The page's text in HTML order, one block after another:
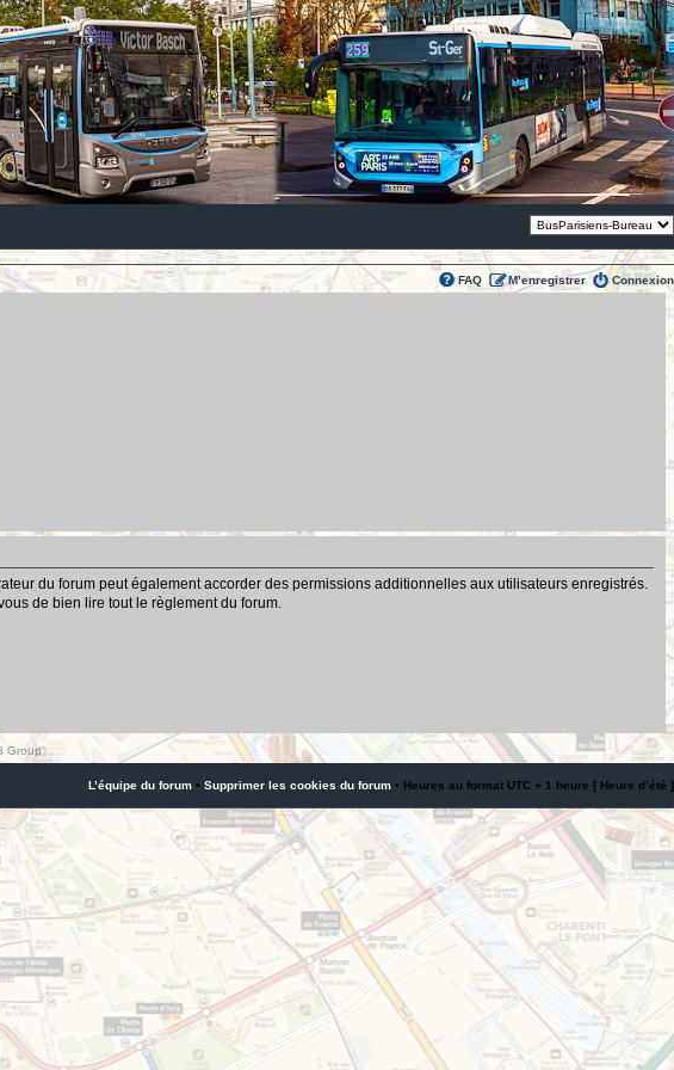
FAQ M’enregistrer Connexion
du forum peut également accorder des permissions additionnelles aux utilisateurs enregistrés.
de bien lire tout le règlement du forum.
Group
L’équipe du forum • Supprimer les cookies du forum • Heures au format UTC + 1 heure [ Heure d’été ]